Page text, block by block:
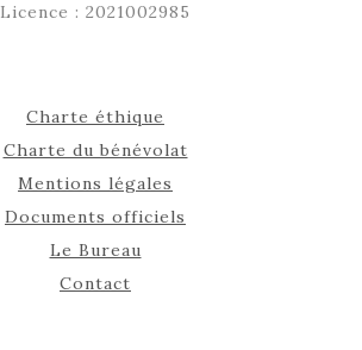
Licence : 2021002985
Charte éthique
Charte du bénévolat
Mentions légales
Documents officiels
Le Bureau
Contact